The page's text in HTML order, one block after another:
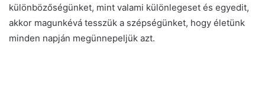
különbözőségünket, mint valami különlegeset és egyedit,
akkor magunkévá tesszük a szépségünket, hogy életünk
minden napján megünnepeljük azt.